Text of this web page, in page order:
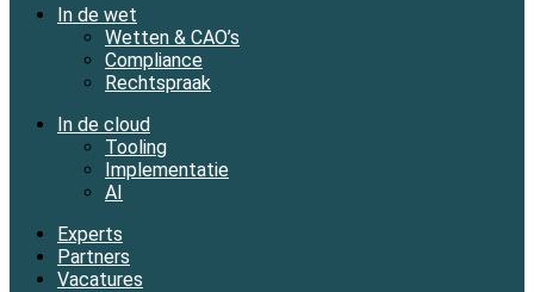
In de wet
Wetten & CAO’s
Compliance
Rechtspraak
In de cloud
Tooling
Implementatie
AI
Experts
Partners
Vacatures